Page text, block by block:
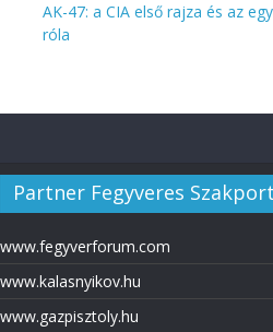
AK-47: a CIA első rajza és az
róla
Partner Fegyveres
www.fegyverforum.com
www.kalasnyikov.hu
www.gazpisztoly.hu